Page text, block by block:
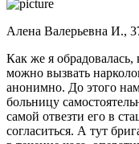
Алена Валерьевна И.,
Как же я обрадовалась,
можно вызвать
анонимно. До этого
больницу
самой отвезти его в
согласиться. А тут